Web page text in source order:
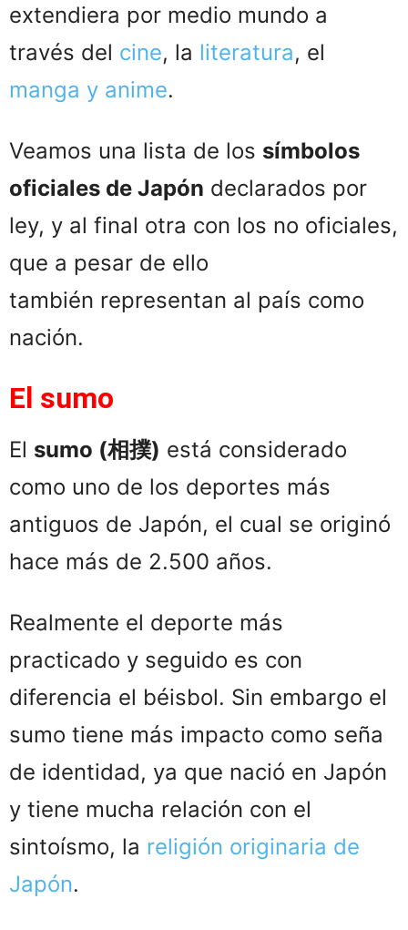
extendiera por medio mundo a
través del cine, la literatura, el
manga y anime.
Veamos una lista de los símbolos
oficiales de Japón declarados por
ley, y al final otra con los no oficiales,
que a pesar de ello
también representan al país como
nación.
El sumo
El sumo (相撲) está considerado
como uno de los deportes más
antiguos de Japón, el cual se originó
hace más de 2.500 años.
Realmente el deporte más
practicado y seguido es con
diferencia el béisbol. Sin embargo el
sumo tiene más impacto como seña
de identidad, ya que nació en Japón
y tiene mucha relación con el
sintoísmo, la religión originaria de
Japón.